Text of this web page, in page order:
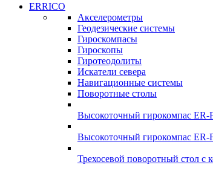
ADClab
Подробнее
ADClab
Подробнее
ERRICO
Акселерометры
Геодезические системы
Гироскомпасы
Гироскопы
Гиротеодолиты
Искатели севера
Навигационные системы
Поворотные столы
Высокоточный гирокомпас ER-
Высокоточный гирокомпас ER-
Трехосевой поворотный стол с